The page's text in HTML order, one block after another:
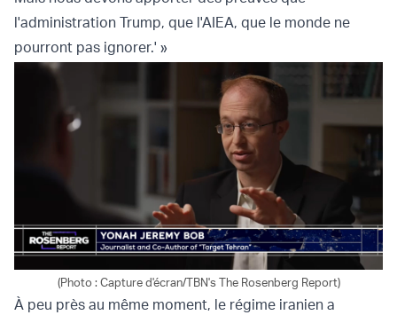
l'administration Trump, que l'AIEA, que le monde ne
pourront pas ignorer.' »
(Photo : Capture d'écran/TBN's The Rosenberg Report)
À peu près au même moment, le régime iranien a